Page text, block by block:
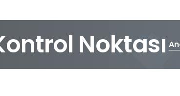
Noktası